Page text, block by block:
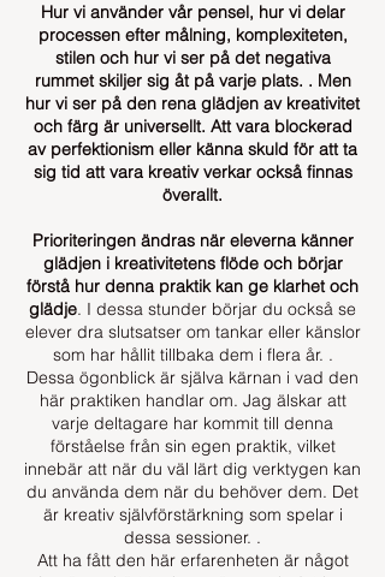
Hur vi använder vår pensel, hur vi delar
processen efter målning, komplexiteten,
stilen och hur vi ser på det negativa
rummet skiljer sig åt på varje plats. . Men
hur vi ser på den rena glädjen av kreativitet
och färg är universellt. Att vara blockerad
av perfektionism eller känna skuld för att ta
sig tid att vara kreativ verkar också finnas
överallt.
Prioriteringen ändras när eleverna känner
glädjen i kreativitetens flöde och börjar
förstå hur denna praktik kan ge klarhet och
glädje. I dessa stunder börjar du också se
elever dra slutsatser om tankar eller känslor
som har hållit tillbaka dem i flera år. .
Dessa ögonblick är själva kärnan i vad den
här praktiken handlar om. Jag älskar att
varje deltagare har kommit till denna
förståelse från sin egen praktik, vilket
innebär att när du väl lärt dig verktygen kan
du använda dem när du behöver dem. Det
är kreativ självförstärkning som spelar i
dessa sessioner. .
Att ha fått den här erfarenheten är något